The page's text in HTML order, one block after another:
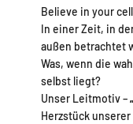
Believe in your
In einer Zeit, in
außen betrachtet
Was, wenn die
selbst liegt?
Unser Leitmotiv –
Herzstück